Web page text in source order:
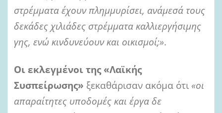
στρέμματα έχουν πλημμυρίσει, ανάμεσά τους
δεκάδες χιλιάδες στρέμματα καλλιεργήσιμης
γης, ενώ κινδυνεύουν και οικισμοί;».
Οι εκλεγμένοι της «Λαϊκής
Συσπείρωσης» ξεκαθάρισαν ακόμα ότι «οι
απαραίτητες υποδομές και έργα δε